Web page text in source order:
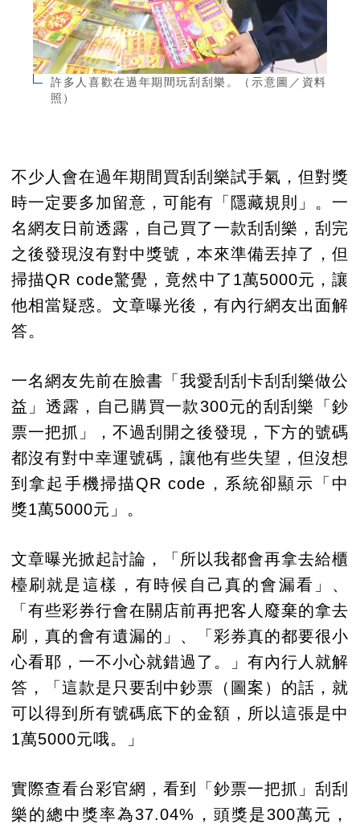
許多人喜歡在過年期間玩刮刮樂。（示意圖／資料
照）
不少人會在過年期間買刮刮樂試手氣，但對獎
時一定要多加留意，可能有「隱藏規則」。一
名網友日前透露，自己買了一款刮刮樂，刮完
之後發現沒有對中獎號，本來準備丟掉了，但
掃描QR code驚覺，竟然中了1萬5000元，讓
他相當疑惑。文章曝光後，有內行網友出面解
答。
一名網友先前在臉書「我愛刮刮卡刮刮樂做公
益」透露，自己購買一款300元的刮刮樂「鈔
票一把抓」，不過刮開之後發現，下方的號碼
都沒有對中幸運號碼，讓他有些失望，但沒想
到拿起手機掃描QR code，系統卻顯示「中
獎1萬5000元」。
文章曝光掀起討論，「所以我都會再拿去給櫃
檯刷就是這樣，有時候自己真的會漏看」、
「有些彩券行會在關店前再把客人廢棄的拿去
刷，真的會有遺漏的」、「彩券真的都要很小
心看耶，一不小心就錯過了。」有內行人就解
答，「這款是只要刮中鈔票（圖案）的話，就
可以得到所有號碼底下的金額，所以這張是中
1萬5000元哦。」
實際查看台彩官網，看到「鈔票一把抓」刮刮
樂的總中獎率為37.04%，頭獎是300萬元，